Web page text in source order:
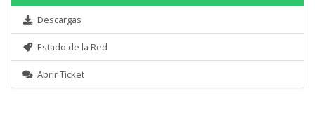
Descargas
Estado de la Red
Abrir Ticket